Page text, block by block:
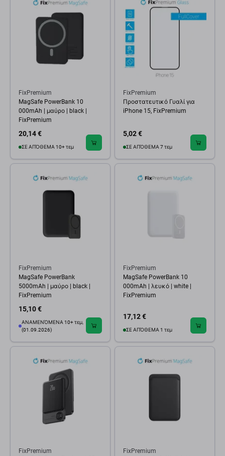
FixPremium
MagSafe PowerBank 10
000mAh | μαύρο | black |
FixPremium
20,14 €
ΣΕ ΑΠΌΘΕΜΑ 10+ τεμ
FixPremium
Προστατευτικό Γυαλί για
iPhone 15, FixPremium
5,02 €
ΣΕ ΑΠΌΘΕΜΑ 7 τεμ
FixPremium
MagSafe PowerBank
5000mAh | μαύρο | black |
FixPremium
15,10 €
ΑΝΑΜΕΝΌΜΕΝΑ 10+ τεμ,
(01.09.2026)
FixPremium
MagSafe PowerBank 10
000mAh | λευκό | white |
FixPremium
17,12 €
ΣΕ ΑΠΌΘΕΜΑ 1 τεμ
FixPremium
FixPremium